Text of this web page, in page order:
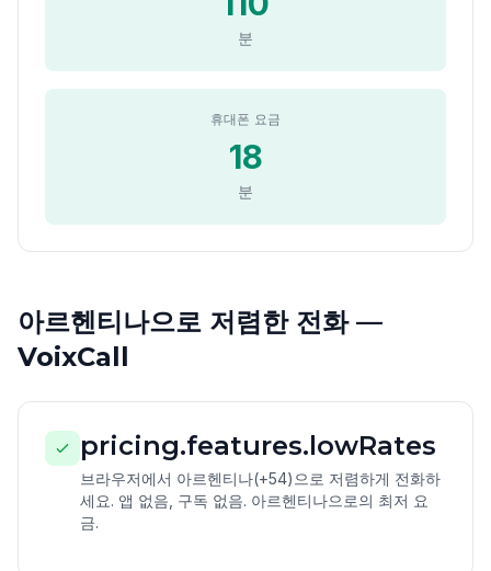
분
휴대폰 요금
18
분
아르헨티나으로 저렴한 전화 —
VoixCall
pricing.features.lowRates
브라우저에서 아르헨티나(+54)으로 저렴하게 전화하
세요. 앱 없음, 구독 없음. 아르헨티나으로의 최저 요
금.